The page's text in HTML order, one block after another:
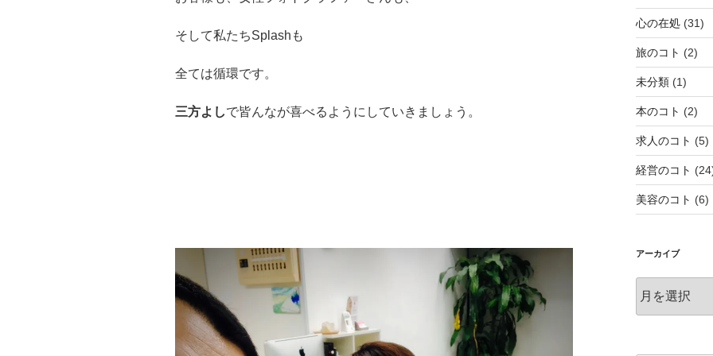
そして私たちSplashも
全ては循環です。
三方よしで皆んなが喜べるようにしていきましょう。
心の在処(31)
旅のコト (2)
未分類(1)
本のコト (2)
求人のコト (5)
経営のコト
美容のコト (6)
アーカイブ
ー